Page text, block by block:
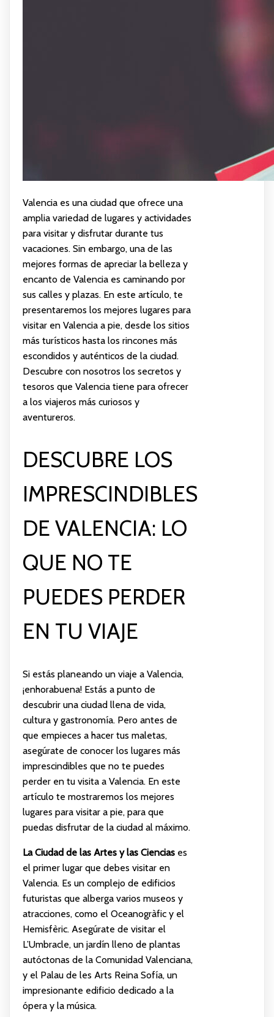
Valencia es una ciudad que ofrece una
amplia variedad de lugares y actividades
para visitar y disfrutar durante tus
vacaciones. Sin embargo, una de las
mejores formas de apreciar la belleza y
encanto de Valencia es caminando por
sus calles y plazas. En este artículo, te
presentaremos los mejores lugares para
visitar en Valencia a pie, desde los sitios
más turísticos hasta los rincones más
escondidos y auténticos de la ciudad.
Descubre con nosotros los secretos y
tesoros que Valencia tiene para ofrecer
a los viajeros más curiosos y
aventureros.
DESCUBRE LOS
IMPRESCINDIBLES
DE VALENCIA: LO
QUE NO TE
PUEDES PERDER
EN TU VIAJE
Si estás planeando un viaje a Valencia,
¡enhorabuena! Estás a punto de
descubrir una ciudad llena de vida,
cultura y gastronomía. Pero antes de
que empieces a hacer tus maletas,
asegúrate de conocer los lugares más
imprescindibles que no te puedes
perder en tu visita a Valencia. En este
artículo te mostraremos los mejores
lugares para visitar a pie, para que
puedas disfrutar de la ciudad al máximo.
La Ciudad de las Artes y las Cienciases
el primer lugar que debes visitar en
Valencia. Es un complejo de edificios
futuristas que alberga varios museos y
atracciones, como el Oceanogràfic y el
Hemisfèric. Asegúrate de visitar el
L’Umbracle, un jardín lleno de plantas
autóctonas de la Comunidad Valenciana,
y el Palau de les Arts Reina Sofía, un
impresionante edificio dedicado a la
ópera y la música.